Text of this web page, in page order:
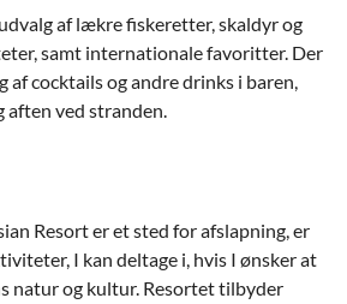
af lækre fiskeretter, skaldyr og
samt internationale favoritter. Der
af cocktails og andre drinks i baren,
aften ved stranden.
Resort er et sted for afslapning, er
I kan deltage i, hvis I ønsker at
natur og kultur. Resortet tilbyder